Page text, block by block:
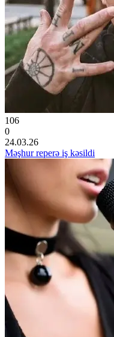
106
0
24.03.26
Məşhur reperə iş kəsildi